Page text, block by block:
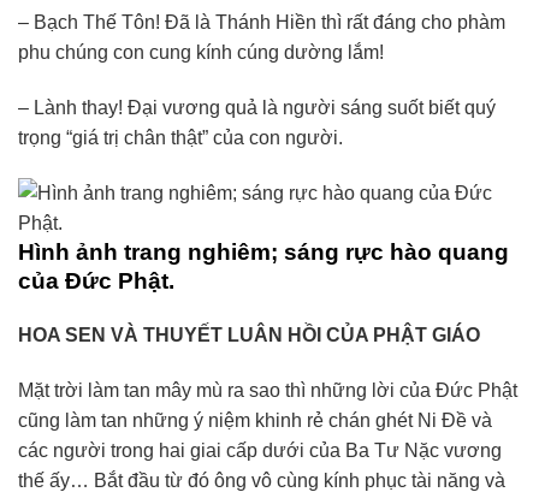
– Bạch Thế Tôn! Ðã là Thánh Hiền thì rất đáng cho phàm
phu chúng con cung kính cúng dường lắm!
– Lành thay! Ðại vương quả là người sáng suốt biết quý
trọng “giá trị chân thật” của con người.
Hình ảnh trang nghiêm; sáng rực hào quang
của Ðức Phật.
HOA SEN VÀ THUYẾT LUÂN HỒI CỦA PHẬT GIÁO
Mặt trời làm tan mây mù ra sao thì những lời của Ðức Phật
cũng làm tan những ý niệm khinh rẻ chán ghét Ni Ðề và
các người trong hai giai cấp dưới của Ba Tư Nặc vương
thế ấy… Bắt đầu từ đó ông vô cùng kính phục tài năng và